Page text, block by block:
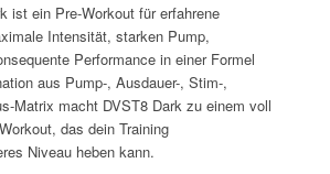
ist ein Pre-Workout für erfahrene
Intensität, starken Pump,
Performance in einer Formel
aus Pump-, Ausdauer-, Stim-,
Matrix macht DVST8 Dark zu einem voll
das dein Training
Niveau heben kann.